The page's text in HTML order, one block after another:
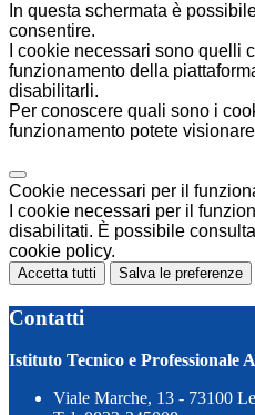
In questa schermata è
consentire.
I cookie necessari sono quelli
funzionamento della
disabilitarli.
Per conoscere quali sono i
funzionamento potete
Cookie necessari per il
I cookie necessari per il
disabilitati. È possibile
cookie policy.
Accetta tutti Salva le preferenze
Contatti
Istituto Tecnico e Professionale
Viale Marche, 13 - 73100